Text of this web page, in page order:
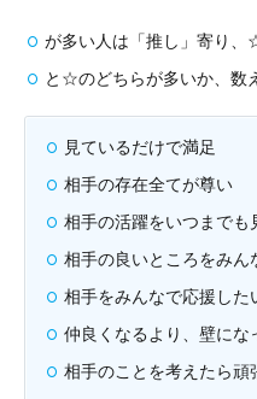
が多い人は「推し」寄り、
と☆のどちらが多いか、数
見ているだけで満足
相手の存在全てが尊い
相手の活躍をいつまでも
相手の良いところをみん
相手をみんなで応援した
仲良くなるより、壁にな
相手のことを考えたら頑